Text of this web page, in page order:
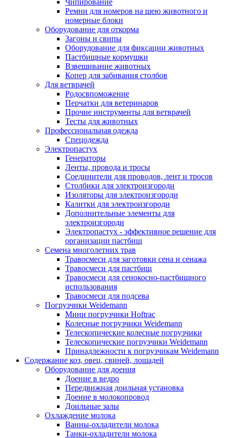
Ремни для номеров на шею животного и
номерные блоки
Оборудование для откорма
Загоны и свипы
Оборудование для фиксации животных
Пастбищные кормушки
Взвешивание животных
Копер для забивания столбов
Для ветврачей
Родосвпоможение
Перчатки для ветеринаров
Прочие инструменты для ветврачей
Тесты для животных
Профессиональная одежда
Cпецодежда
Электропастух
Генераторы
Ленты, провода и тросы
Соединители для проводов, лент и тросов
Столбики для электроизгороди
Изоляторы для электроизгороди
Калитки для электроизгороди
Дополнительные элементы для
электроизгороди
Электропастух - эффективное решение для
организации пастбищ
Семена многолетних трав
Травосмеси для заготовки сена и сенажа
Травосмеси для пастбищ
Травосмеси для сенокосно-пастбищного
использования
Травосмеси для подсева
Погрузчики Weidemann
Мини погрузчики Hoftraс
Колесные погрузчики Weidemann
Телескопические колесные погрузчики
Телескопические погрузчики Weidemann
Принадлежности к погрузчикам Weidemann
Содержание коз, овец, свиней, лошадей
Оборудование для доения
Доение в ведро
Передвижная доильная установка
Доение в молокопровод
Доильные залы
Охлаждение молока
Ванны-охладители молока
Танки-охладители молока